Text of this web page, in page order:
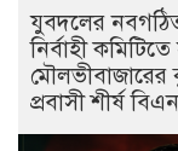
যুবদলের নবগঠিত
নির্বাহী
মৌলভীবাজারের
প্রবাসী শীর্ষ